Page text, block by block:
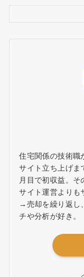
住宅関係の技術職
サイト立ち上げま
月目で初収益。そ
サイト運営よりも
→売却を繰り返し
チや分析が好き。